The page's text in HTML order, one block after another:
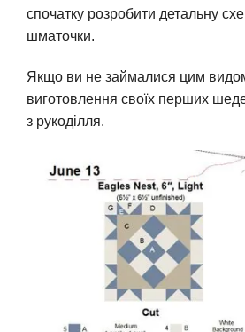
спочатку розробити детальну
шматочки.
Якщо ви не займалися цим
виготовлення своїх перших
з рукоділля.